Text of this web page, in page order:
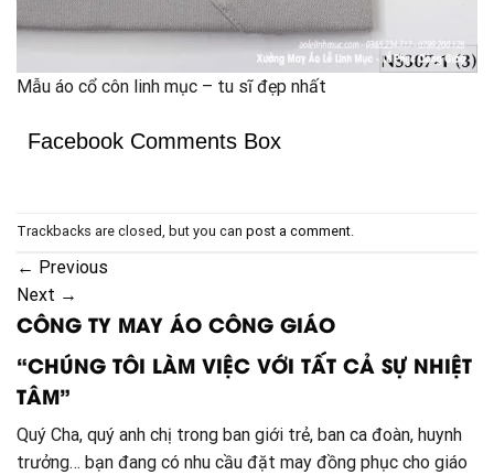
Mẫu áo cổ côn linh mục – tu sĩ đẹp nhất
Facebook Comments Box
Trackbacks are closed, but you can post a comment.
← Previous
Next →
CÔNG TY MAY ÁO CÔNG GIÁO
“CHÚNG TÔI LÀM VIỆC VỚI TẤT CẢ SỰ NHIỆT
TÂM”
Quý Cha, quý anh chị trong ban giới trẻ, ban ca đoàn, huynh
trưởng… bạn đang có nhu cầu đặt may đồng phục cho giáo